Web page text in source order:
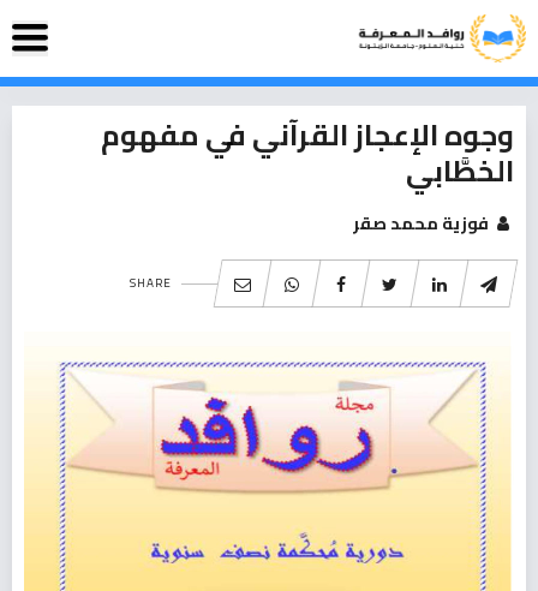
وجوه الإعجاز القرآني في مفهوم
الخطَّابي
فوزية محمد صقر
SHARE